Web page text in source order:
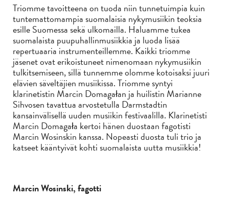
Triomme tavoitteena on tuoda niin tunnetuimpia kuin
tuntemattomampia suomalaisia nykymusiikin teoksia
esille Suomessa sekä ulkomailla. Haluamme tukea
suomalaista puupuhallinmusiikkia ja luoda lisää
repertuaaria instrumenteillemme. Kaikki triomme
jäsenet ovat erikoistuneet nimenomaan nykymusiikin
tulkitsemiseen, sillä tunnemme olomme kotoisaksi juuri
elävien säveltäjien musiikissa. Triomme syntyi
klarinetistin Marcin Domagałan ja huilistin Marianne
Sihvosen tavattua arvostetulla Darmstadtin
kansainvälisellä uuden musiikin festivaalilla. Klarinetisti
Marcin Domagała kertoi hänen duostaan fagotisti
Marcin Wosinskin kanssa. Nopeasti duosta tuli trio ja
katseet kääntyivät kohti suomalaista uutta musiikkia!
Marcin Wosinski, fagotti